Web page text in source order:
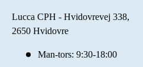
Lucca CPH - Hvidovrevej 338,
2650 Hvidovre
Man-tors: 9:30-18:00